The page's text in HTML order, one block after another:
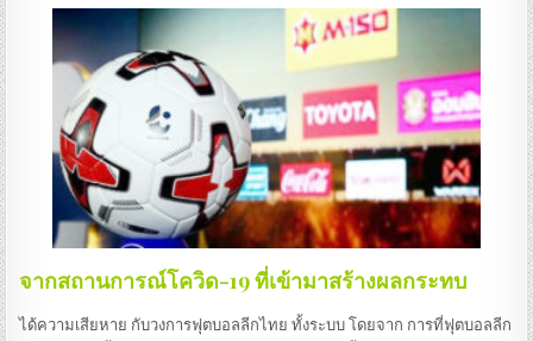
จากสถานการณ์โควิด-19 ที่เข้ามาสร้างผลกระทบ
ได้ความเสียหาย กับวงการฟุตบอลลีกไทย ทั้งระบบ โดยจาก การที่ฟุตบอลลีก